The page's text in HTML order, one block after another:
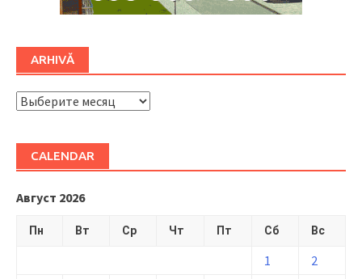
ARHIVĂ
ARHIVĂ
CALENDAR
Август 2026
Пн Вт Ср Чт Пт Сб Вс
1
2